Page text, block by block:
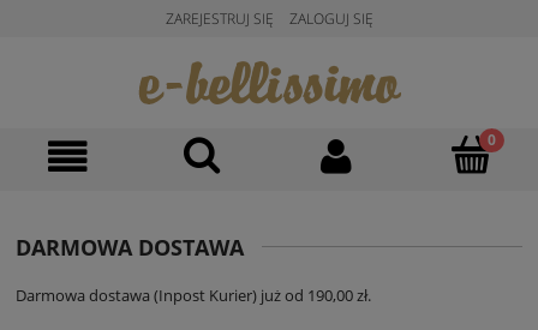
ZAREJESTRUJ SIĘ ZALOGUJ SIĘ
DARMOWA DOSTAWA
Darmowa dostawa (Inpost Kurier) już od 190,00 zł.